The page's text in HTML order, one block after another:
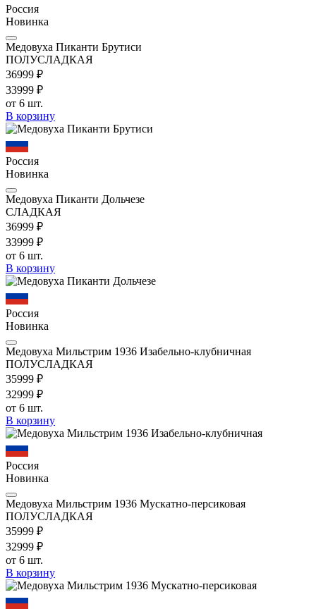
Россия
Новинка
Медовуха Пиканти Брутиси
ПОЛУСЛАДКАЯ
36999 ₽
33999 ₽
от 6 шт.
В корзину
Россия
Новинка
Медовуха Пиканти Дольчезе
СЛАДКАЯ
36999 ₽
33999 ₽
от 6 шт.
В корзину
Россия
Новинка
Медовуха Мильстрим 1936 Изабельно-клубничная
ПОЛУСЛАДКАЯ
35999 ₽
32999 ₽
от 6 шт.
В корзину
Россия
Новинка
Медовуха Мильстрим 1936 Мускатно-персиковая
ПОЛУСЛАДКАЯ
35999 ₽
32999 ₽
от 6 шт.
В корзину